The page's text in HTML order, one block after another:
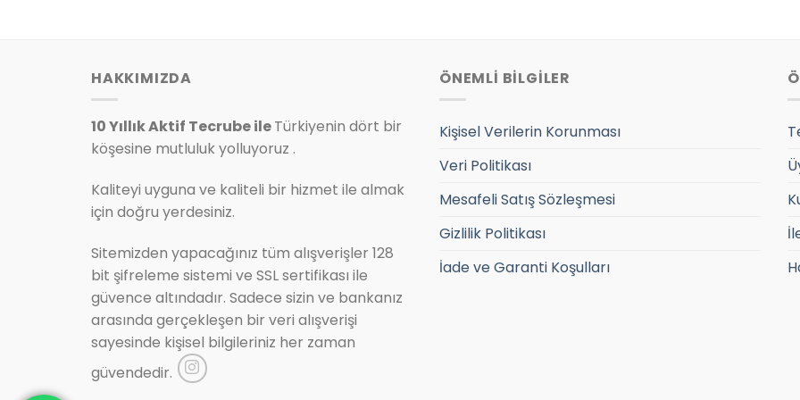
HAKKIMIZDA
10 Yıllık Aktif Tecrube ileTürkiyenin dört bir
köşesine mutluluk yolluyoruz .
Kaliteyi uyguna ve kaliteli bir hizmet ile almak
için doğru yerdesiniz.
Sitemizden yapacağınız tüm alışverişler 128
bit şifreleme sistemi ve SSL sertifikası ile
güvence altındadır. Sadece sizin ve bankanız
arasında gerçekleşen bir veri alışverişi
sayesinde kişisel bilgileriniz her zaman
güvendedir.
ÖNEMLİ BİLGİLER
Kişisel Verilerin Korunması
Veri Politikası
Mesafeli Satış Sözleşmesi
Gizlilik Politikası
İade ve Garanti Koşulları